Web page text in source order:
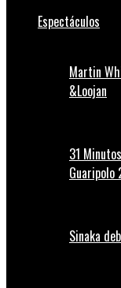
Espectáculos
Martin
&Loojan
31
Guaripolo
Sinaka